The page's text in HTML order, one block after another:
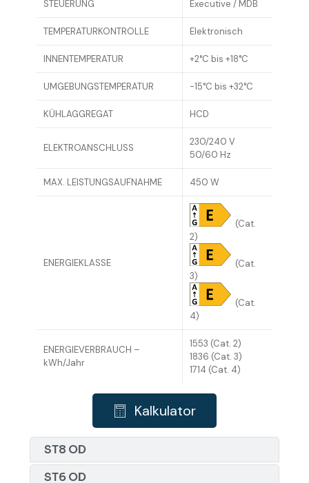
ST8 OD
ST6 OD
STEUERUNG Executive / MDB
TEMPERATURKONTROLLE Elektronisch
INNENTEMPERATUR +2°C bis +18°C
UMGEBUNGSTEMPERATUR -15°C bis +32°C
KÜHLAGGREGAT HCD
ELEKTROANSCHLUSS
230/240 V
50/60 Hz
MAX. LEISTUNGSAUFNAHME 450 W
ENERGIEKLASSE
(Cat.
2)
(Cat.
3)
(Cat.
4)
ENERGIEVERBRAUCH –
kWh/Jahr
1553 (Cat. 2)
1836 (Cat. 3)
1714 (Cat. 4)
Kalkulator